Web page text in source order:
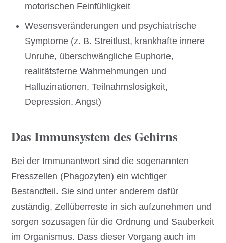
motorischen Feinfühligkeit
Wesensveränderungen und psychiatrische
Symptome (z. B. Streitlust, krankhafte innere
Unruhe, überschwängliche Euphorie,
realitätsferne Wahrnehmungen und
Halluzinationen, Teilnahmslosigkeit,
Depression, Angst)
Das Immunsystem des Gehirns
Bei der Immunantwort sind die sogenannten
Fresszellen (Phagozyten) ein wichtiger
Bestandteil. Sie sind unter anderem dafür
zuständig, Zellüberreste in sich aufzunehmen und
sorgen sozusagen für die Ordnung und Sauberkeit
im Organismus. Dass dieser Vorgang auch im